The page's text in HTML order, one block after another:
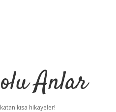
Anlar
kısa hikayeler!